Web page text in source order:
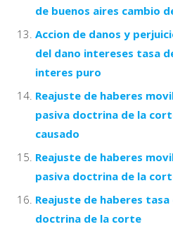
de buenos aires cambio
Accion de danos y
del dano intereses tasa
interes puro
Reajuste de haberes
pasiva doctrina de la
causado
Reajuste de haberes
pasiva doctrina de la
Reajuste de haberes
doctrina de la corte